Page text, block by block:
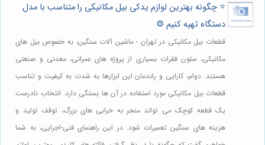
⭐️ چگونه بهترین لوازم یدکی بیل مکانیکی را متناسب با مدل
دستگاه تهیه کنیم ⚙️
قطعات بیل مکانیکی در تهران - ماشین آلات سنگین، به خصوص بیل های
مکانیکی، ستون فقرات بسیاری از پروژه های عمرانی، معدنی و صنعتی
هستند. دوام، کارایی و راندمان این ابزارها به شدت به کیفیت و تناسب
قطعات بیل مکانیکی مورد استفاده در آن ها بستگی دارد. انتخاب نادرست
یک قطعه کوچک می تواند منجر به خرابی های بزرگ، توقف تولید و
هزینه های سنگین تعمیرات شود. در این راهنمای فنی-اجرایی، به شما